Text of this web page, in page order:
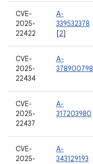
CVE-
2025-
22422
A-
339532378
[2]
CVE-
2025-
22434
A-
378900798
CVE-
2025-
22437
A-
317203980
CVE-
2025-
A-
343129193